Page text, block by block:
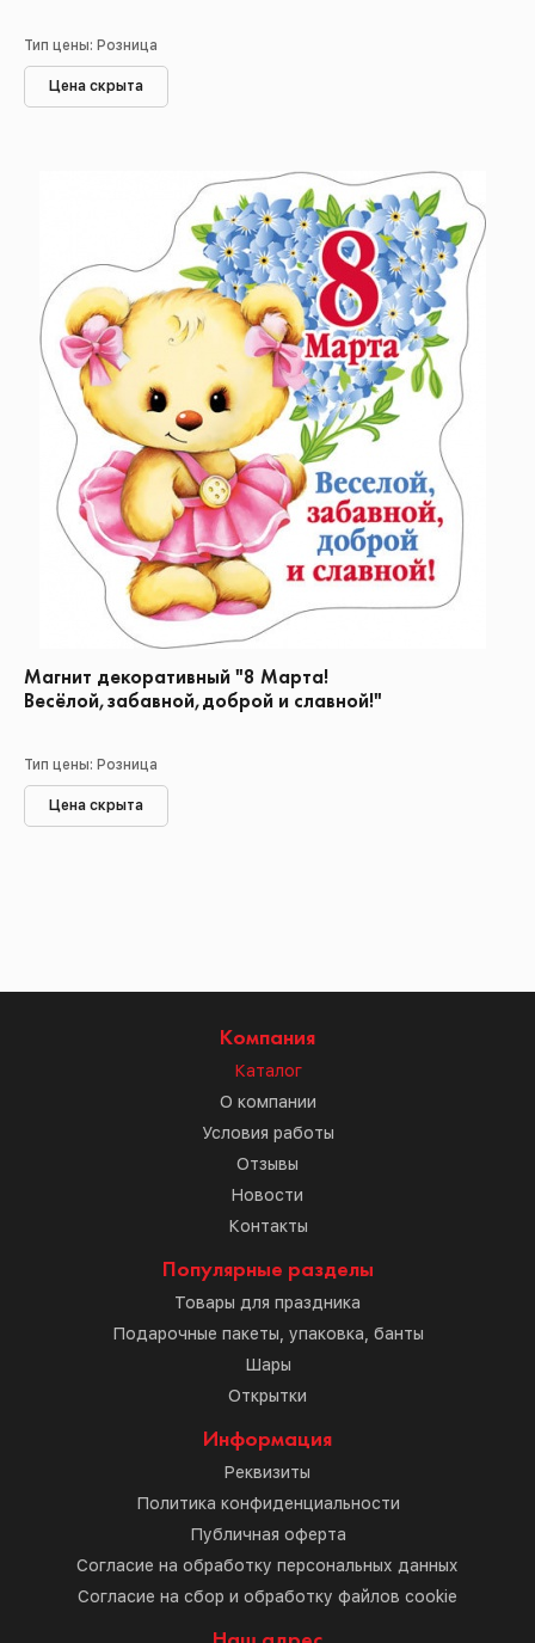
Тип цены: Розница
Цена скрыта
Магнит декоративный "8 Марта!
Весёлой,забавной,доброй и славной!"
Тип цены: Розница
Цена скрыта
Компания
Каталог
О компании
Условия работы
Отзывы
Новости
Контакты
Популярные разделы
Товары для праздника
Подарочные пакеты, упаковка, банты
Шары
Открытки
Информация
Реквизиты
Политика конфиденциальности
Публичная оферта
Согласие на обработку персональных данных
Согласие на сбор и обработку файлов cookie